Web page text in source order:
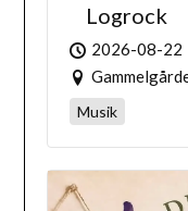
Logrock
2026-08-22
Musik